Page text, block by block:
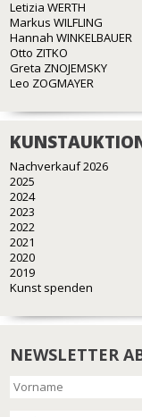
Letizia WERTH
Markus WILFLING
Hannah WINKELBAUER
Otto ZITKO
Greta ZNOJEMSKY
Leo ZOGMAYER
Nachverkauf 2026
2025
2024
2023
2022
2021
2020
2019
Kunst spenden
NEWSLETTER